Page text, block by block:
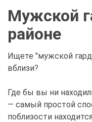
Мужской
районе
Ищете "мужской
вблизи?
Где бы вы ни
— самый простой
поблизости